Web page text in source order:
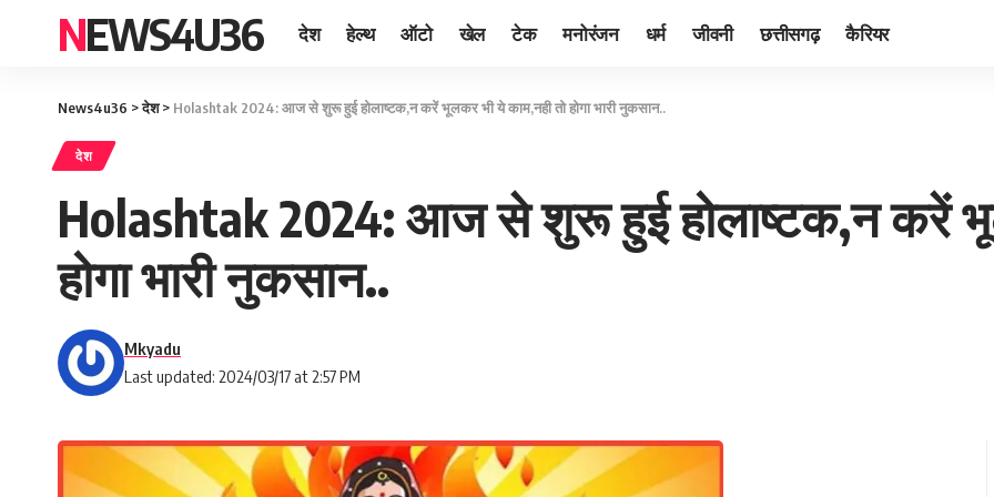
NEWS4U36 देश हेल्थ ऑटो खेल टेक मनोरंजन धर्म जीवनी छत्तीसगढ़ कैरियर
News4u36 >देश> Holashtak 2024: आज से शुरू हुई होलाष्टक,न करें भूलकर भी ये काम,नही तो होगा भारी नुकसान..
देश
Holashtak 2024: आज से शुरू हुई होलाष्टक,न करें
होगा भारी नुकसान..
Last updated: 2024/03/17 at 2:57 PM
Mkyadu